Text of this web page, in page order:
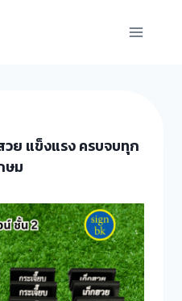
ย แข็งแรง ครบจบทุก
ษม